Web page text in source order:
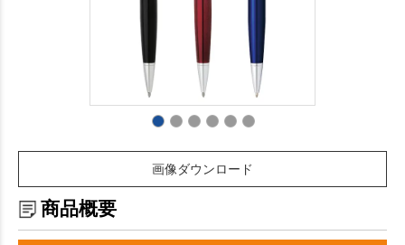
画像ダウンロード
商品概要